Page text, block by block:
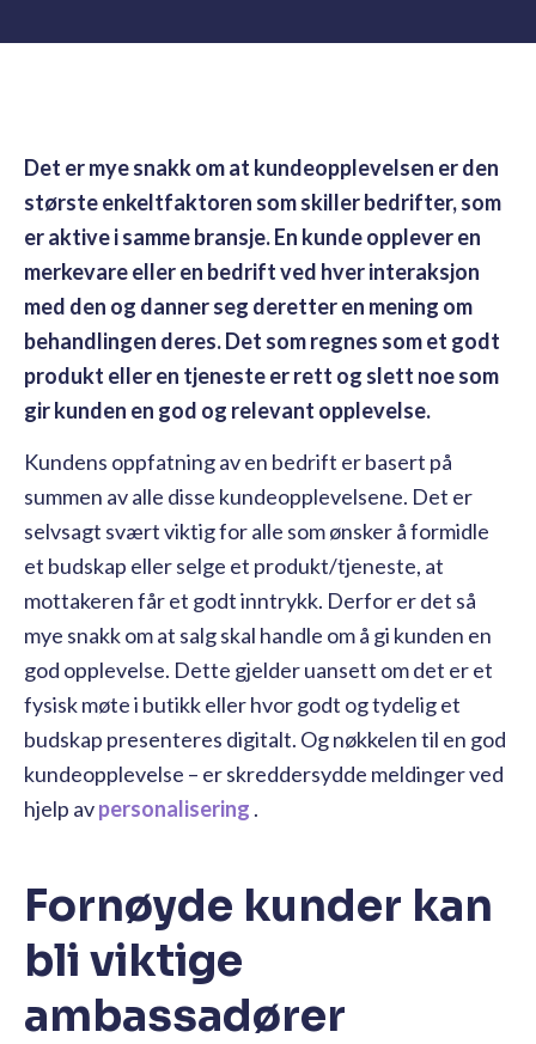
Det er mye snakk om at kundeopplevelsen er den
største enkeltfaktoren som skiller bedrifter, som
er aktive i samme bransje. En kunde opplever en
merkevare eller en bedrift ved hver interaksjon
med den og danner seg deretter en mening om
behandlingen deres. Det som regnes som et godt
produkt eller en tjeneste er rett og slett noe som
gir kunden en god og relevant opplevelse.
Kundens oppfatning av en bedrift er basert på
summen av alle disse kundeopplevelsene. Det er
selvsagt svært viktig for alle som ønsker å formidle
et budskap eller selge et produkt/tjeneste, at
mottakeren får et godt inntrykk. Derfor er det så
mye snakk om at salg skal handle om å gi kunden en
god opplevelse. Dette gjelder uansett om det er et
fysisk møte i butikk eller hvor godt og tydelig et
budskap presenteres digitalt. Og nøkkelen til en god
kundeopplevelse – er skreddersydde meldinger ved
hjelp avpersonalisering .
Fornøyde kunder kan
bli viktige
ambassadører